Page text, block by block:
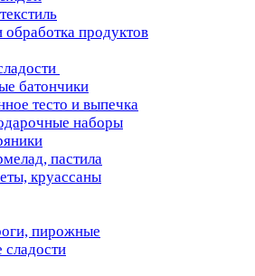
обработка продуктов
батончики
тесто и выпечка
наборы
пастила
круассаны
пирожные